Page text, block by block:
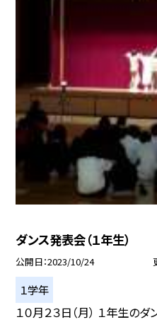
ダンス発表会（１年生）
公開日 2023/10/24
１学年
１０月２３日（月） １年生の